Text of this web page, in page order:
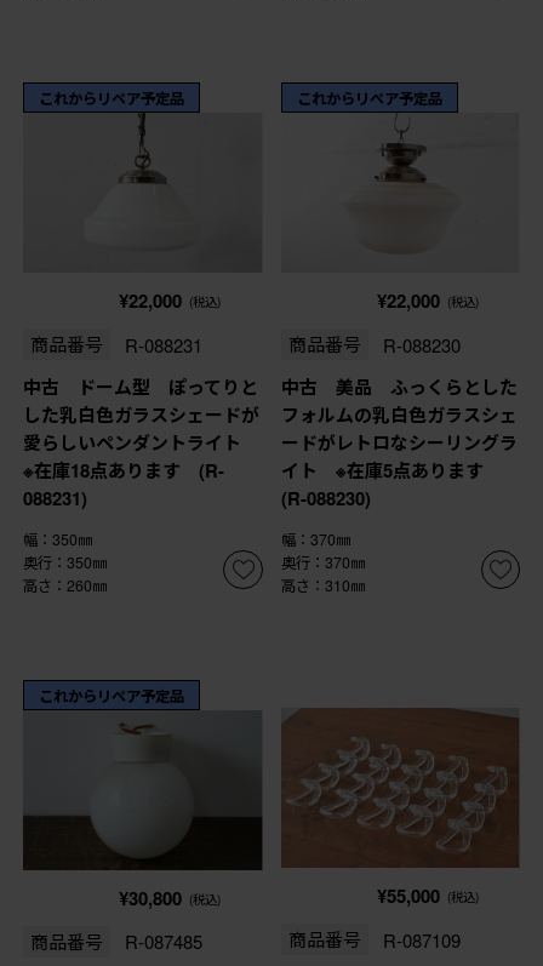
これからリペア予定品
¥22,000 (税込)
商品番号 R-088231
中古 ドーム型 ぽってりと
した乳白色ガラスシェードが
愛らしいペンダントライト
※在庫18点あります (R-
088231)
幅：350㎜
奥行：350㎜
高さ：260㎜
これからリペア予定品
¥22,000 (税込)
商品番号 R-088230
中古 美品 ふっくらとした
フォルムの乳白色ガラスシェ
ードがレトロなシーリングラ
イト ※在庫5点あります
(R-088230)
幅：370㎜
奥行：370㎜
高さ：310㎜
これからリペア予定品
¥30,800 (税込)
商品番号 R-087485
¥55,000 (税込)
商品番号 R-087109